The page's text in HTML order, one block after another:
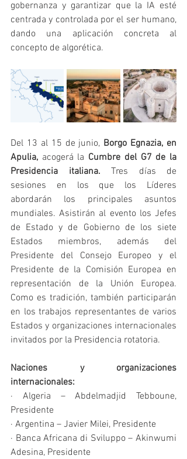
gobernanza y garantizar que la IA esté
centrada y controlada por el ser humano,
dando una aplicación concreta al
concepto de algorética.
Del 13 al 15 de junio, Borgo Egnazia, en
Apulia, acogerá la Cumbre del G7 de la
Presidencia italiana. Tres días de
sesiones en los que los Líderes
abordarán los principales asuntos
mundiales. Asistirán al evento los Jefes
de Estado y de Gobierno de los siete
Estados miembros, además del
Presidente del Consejo Europeo y el
Presidente de la Comisión Europea en
representación de la Unión Europea.
Como es tradición, también participarán
en los trabajos representantes de varios
Estados y organizaciones internacionales
invitados por la Presidencia rotatoria.
Naciones y organizaciones
internacionales:
· Algeria – Abdelmadjid Tebboune,
Presidente
· Argentina – Javier Milei, Presidente
· Banca Africana di Sviluppo – Akinwumi
Adesina, Presidente